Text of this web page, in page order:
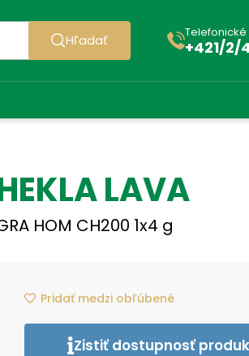
Hľadať +421/2/
LAVA
HOM CH200 1x4 g
Pridať medzi obľúbené
Zistiť dostupnosť